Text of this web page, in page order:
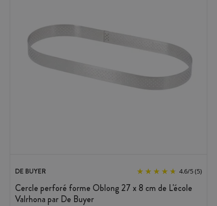
DE BUYER 4.6/5(5)
Cercle perforé forme Oblong 27 x 8 cm de L'école
Valrhona par De Buyer